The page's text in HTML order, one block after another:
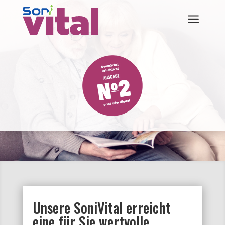
a
Unsere SoniVital erreicht